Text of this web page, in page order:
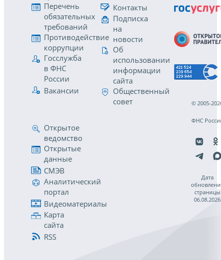
Перечень
обязательных
требований
Противодействие
коррупции
Госслужба
в ФНС
России
Вакансии
Контакты
Подписка
на
новости
Об
использовании
информации
сайта
Общественный
совет
Открытое
ведомство
Открытые
данные
СМЭВ
Аналитический
портал
Видеоматериалы
Карта
сайта
RSS
© 2005-
ФНС
Дата
страницы
06.08.2026